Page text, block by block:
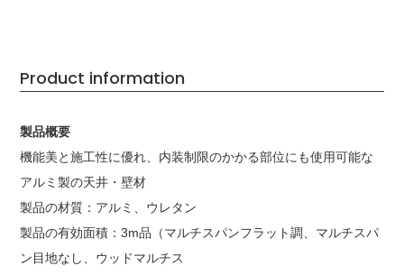
Product information
製品概要
機能美と施工性に優れ、内装制限のかかる部位にも使用可能な
アルミ製の天井・壁材
製品の材質：アルミ、ウレタン
製品の有効面積：3m品（マルチスパンフラット調、マルチスパ
ン目地なし、ウッドマルチス